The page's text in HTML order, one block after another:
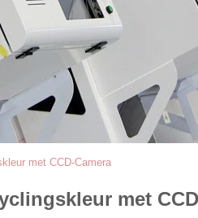
met CCD-Camera
met